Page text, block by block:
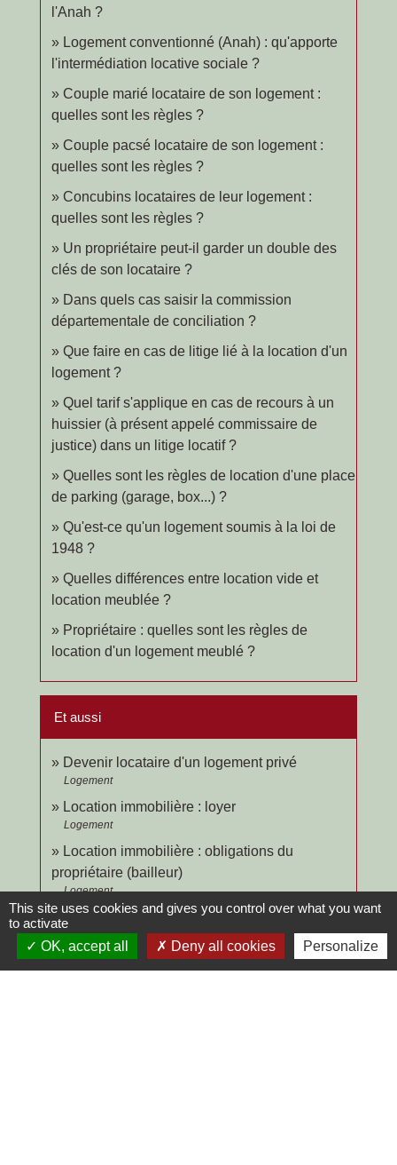
l'Anah ?
Logement conventionné (Anah) : qu'apporte
l'intermédiation locative sociale ?
Couple marié locataire de son logement :
quelles sont les règles ?
Couple pacsé locataire de son logement :
quelles sont les règles ?
Concubins locataires de leur logement :
quelles sont les règles ?
Un propriétaire peut-il garder un double des
clés de son locataire ?
Dans quels cas saisir la commission
départementale de conciliation ?
Que faire en cas de litige lié à la location d'un
logement ?
Quel tarif s'applique en cas de recours à un
huissier (à présent appelé commissaire de
justice) dans un litige locatif ?
Quelles sont les règles de location d'une place
de parking (garage, box...) ?
Qu'est-ce qu'un logement soumis à la loi de
1948 ?
Quelles différences entre location vide et
location meublée ?
Propriétaire : quelles sont les règles de
location d'un logement meublé ?
Et aussi
Devenir locataire d'un logement privé
Logement
Location immobilière : loyer
Logement
Location immobilière : obligations du
propriétaire (bailleur)
Logement
Location immobilière : obligations du locataire
Logement
Location immobilière : fin du bail
This site uses cookies and gives you control over what you want
to activate
OK, accept all
Deny all cookies Personalize